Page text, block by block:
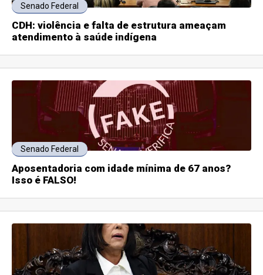
Senado Federal
CDH: violência e falta de estrutura ameaçam
atendimento à saúde indígena
Senado Federal
Aposentadoria com idade mínima de 67 anos?
Isso é FALSO!